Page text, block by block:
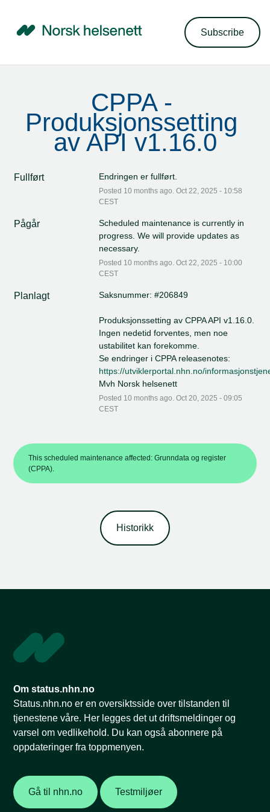
Subscribe
CPPA -
Produksjonssetting
av API v1.16.0
Fullført Endringen er fullført.
Posted 10 months ago. Oct 22 2025 - 10:58
CEST
Pågår
Scheduled maintenance is currently in
progress. We will provide updates as
necessary.
Posted 10 months ago. Oct 22 2025 - 10:00
CEST
Planlagt Saksnummer: #206849
Produksjonssetting av CPPA API v1.16.0.
Ingen nedetid forventes, men noe
ustabilitet kan forekomme.
https://utviklerportal.nhn.no/
Mvh Norsk helsenett
Posted 10 months ago. Oct 20 2025 - 09:05
CEST
This scheduled maintenance affected: Grunndata og register
(CPPA).
Historikk
Om status.nhn.no
Status.nhn.no er en oversiktsside over tilstanden til
tjenestene våre. Her legges det ut driftsmeldinger og
varsel om vedlikehold. Du kan også abonnere på
oppdateringer fra toppmenyen.
Gå til nhn.no Testmiljøer